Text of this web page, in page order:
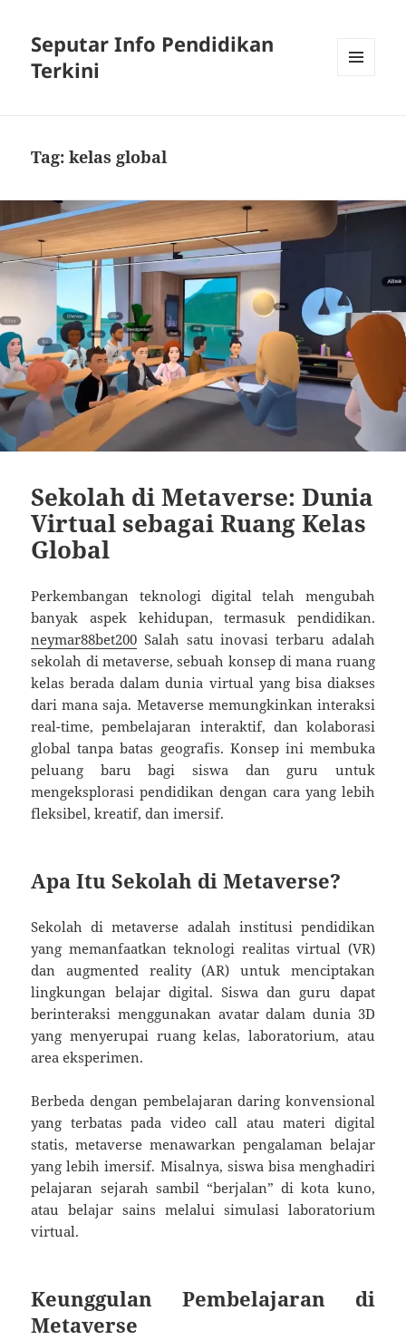
Seputar Info Pendidikan
Terkini
Tag:kelas global
Sekolah di Metaverse: Dunia
Virtual sebagai Ruang Kelas
Global
Perkembangan teknologi digital telah mengubah
banyak aspek kehidupan, termasuk pendidikan.
neymar88bet200 Salah satu inovasi terbaru adalah
sekolah di metaverse, sebuah konsep di mana ruang
kelas berada dalam dunia virtual yang bisa diakses
dari mana saja. Metaverse memungkinkan interaksi
real-time, pembelajaran interaktif, dan kolaborasi
global tanpa batas geografis. Konsep ini membuka
peluang baru bagi siswa dan guru untuk
mengeksplorasi pendidikan dengan cara yang lebih
fleksibel, kreatif, dan imersif.
Apa Itu Sekolah di Metaverse?
Sekolah di metaverse adalah institusi pendidikan
yang memanfaatkan teknologi realitas virtual (VR)
dan augmented reality (AR) untuk menciptakan
lingkungan belajar digital. Siswa dan guru dapat
berinteraksi menggunakan avatar dalam dunia 3D
yang menyerupai ruang kelas, laboratorium, atau
area eksperimen.
Berbeda dengan pembelajaran daring konvensional
yang terbatas pada video call atau materi digital
statis, metaverse menawarkan pengalaman belajar
yang lebih imersif. Misalnya, siswa bisa menghadiri
pelajaran sejarah sambil “berjalan” di kota kuno,
atau belajar sains melalui simulasi laboratorium
virtual.
Keunggulan Pembelajaran di
Metaverse